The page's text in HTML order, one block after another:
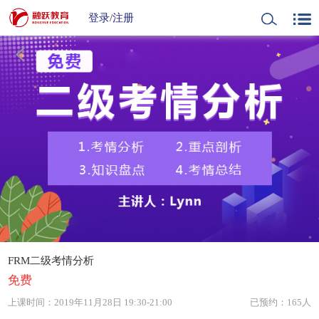
登录/注册
FRM二级考情分析
免费
上课时间：2019年11月28日 19:30-21:00 已预约：165人